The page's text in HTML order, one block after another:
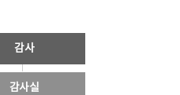
감사
감사실